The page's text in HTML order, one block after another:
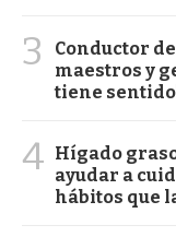
3
Conductor
maestros y
tiene
4 Hígado
ayudar a
hábitos que